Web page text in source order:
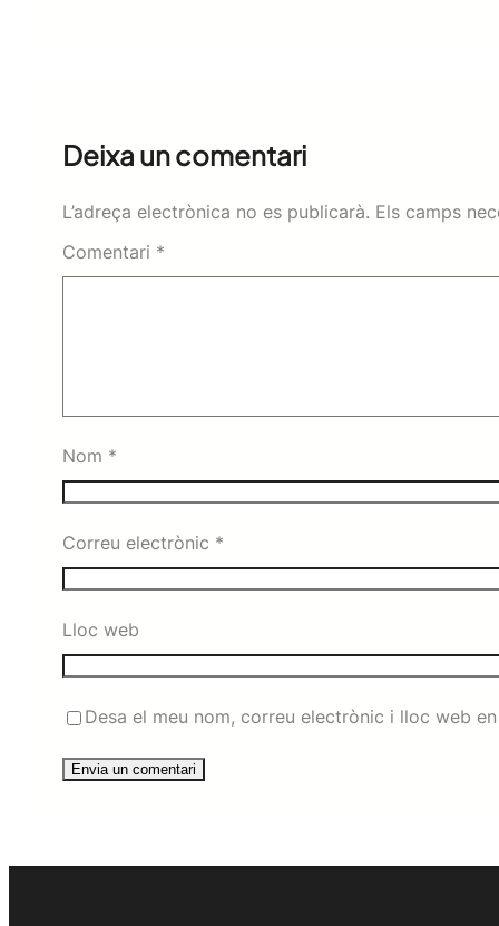
Deixa un comentari
L’adreça electrònica no es publicarà. Els camps
Comentari *
Nom *
Correu electrònic *
Lloc web
Desa el meu nom, correu electrònic i lloc web